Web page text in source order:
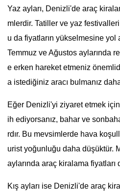
Yaz ayları, Denizli'de araç
mlerdir. Tatiller ve yaz
u da fiyatların yükselmesine
Temmuz ve Ağustos aylarında
e erken hareket etmeniz
a istediğiniz aracı bulmanız
Eğer Denizli'yi ziyaret etmek
ih ediyorsanız, bahar ve
rdır. Bu mevsimlerde hava
urist yoğunluğu daha düşüktür.
aylarında araç kiralama
Kış ayları ise Denizli'de araç